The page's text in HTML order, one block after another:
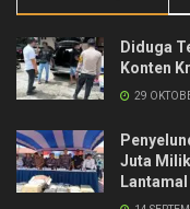
Diduga
Konten
29
Juta
Lantamal